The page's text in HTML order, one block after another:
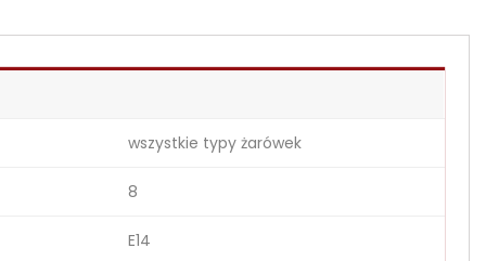
wszystkie typy żarówek
8
E14